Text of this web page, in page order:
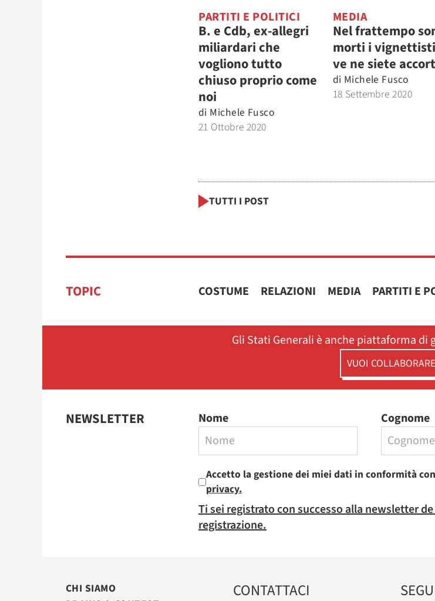
PARTITI E POLITICI
B. e Cdb, ex-allegri
miliardari che
vogliono tutto
chiuso proprio come
noi
di Michele Fusco
21 Ottobre 2020
MEDIA
Nel frattempo
morti i
ve ne siete
di Michele Fusco
18 Settembre 2020
TUTTI I POST
TOPIC COSTUME RELAZIONI MEDIA PARTITI E
Gli Stati Generali è anche piattaforma
VUOI
NEWSLETTER Nome Cognome
Accetto la gestione dei miei dati in conformità con
privacy.
Ti sei registrato con successo alla newsletter
registrazione.
CHI SIAMO
CONTATTACI